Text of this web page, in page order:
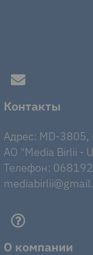
Контакты
Адрес: MD-
AO "Media Birlii -
Телефон:
О компании